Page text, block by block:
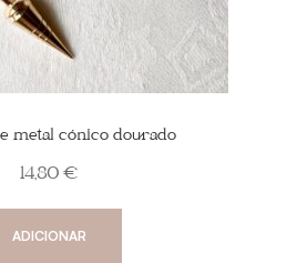
metal cónico dourado
14,80 €
ADICIONAR